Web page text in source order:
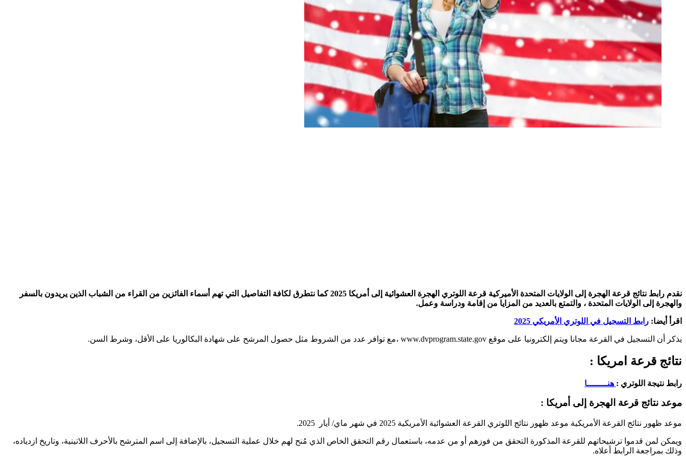
نقدم رابط نتائج قرعة الهجرة إلى الولايات المتحدة الأميركية قرعة اللوتري الهجرة العشوائية إلى أمريكا 2025 كما نتطرق لكافة التفاصيل التي تهم أسماء الفائزين من القراء من الشباب الذين يريدون بالسفر
والهجرة إلى الولايات المتحدة ، والتمتع بالعديد من المزايا من إقامة ودراسة وعمل.
اقرأ أيضا: رابط التسجيل في اللوتري الأمريكي 2025
يذكر أن التسجيل في القرعة مجانا ويتم إلكترونيا على موقع www.dvprogram.state.gov ،مع توافر عدد من الشروط مثل حصول المرشح على شهادة البكالوريا على الأقل، وشرط السن.
نتائج قرعة امريكا :
رابط نتيجة اللوتري : هنــــــــا
موعد نتائج قرعة الهجرة إلى أمريكا :
موعد ظهور نتائج القرعة الأمريكية موعد ظهور نتائج اللوتري القرعة العشوائية الأمريكية 2025 في شهر ماي/ أيار 2025.
ويمكن لمن قدموا ترشيحاتهم للقرعة المذكورة التحقق من فوزهم أو من عدمه، باستعمال رقم التحقق الخاص الذي مُنح لهم خلال عملية التسجيل، بالإضافة إلى اسم المترشح بالأحرف اللاتينية، وتاريخ ازدياده،
وذلك بمراجعة الرابط أعلاه.